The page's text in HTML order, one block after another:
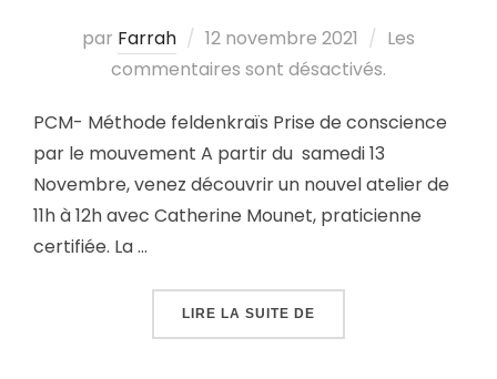
par Farrah 12 novembre 2021
Les
commentaires sont désactivés.
PCM- Méthode feldenkraïs Prise de conscience
par le mouvement A partir du samedi 13
Novembre, venez découvrir un nouvel atelier de
11h à 12h avec Catherine Mounet, praticienne
certifiée. La …
LIRE LA SUITE DE